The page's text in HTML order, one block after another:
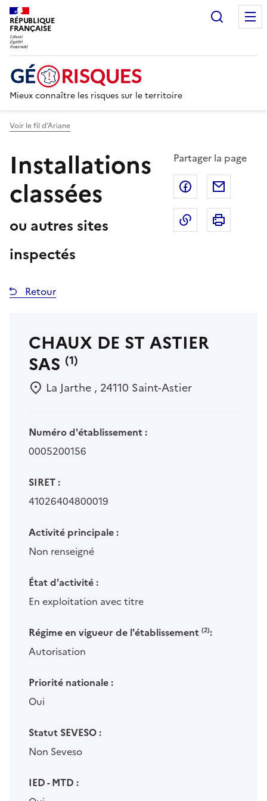
RÉPUBLIQUE
FRANÇAISE
Mieux connaître les risques sur le territoire
Voir le fil d’Ariane
Installations
classées
ou autres sites
inspectés
Partager la page
Partager sur
Copier dans
Retour
CHAUX DE ST ASTIER
SAS (1)
La Jarthe , 24110 Saint-Astier
Numéro d'établissement :
0005200156
SIRET :
41026404800019
Activité principale :
Non renseigné
État d'activité :
En exploitation avec titre
Régime en vigueur de l'établissement (2):
Autorisation
Priorité nationale :
Oui
Statut SEVESO :
Non Seveso
IED - MTD :